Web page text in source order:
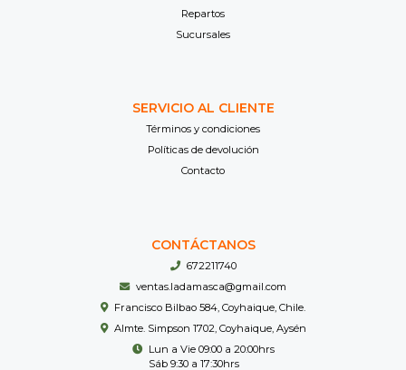
Repartos
Sucursales
SERVICIO AL CLIENTE
Términos y condiciones
Políticas de devolución
Contacto
CONTÁCTANOS
672211740
ventas.ladamasca@gmail.com
Francisco Bilbao 584, Coyhaique, Chile.
Almte. Simpson 1702, Coyhaique, Aysén
Lun a Vie 09:00 a 20:00hrs
Sáb 9:30 a 17:30hrs